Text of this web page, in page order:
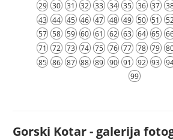
29
30 31 32 33 34 35 36 37
43
44 45 46 47 48 49 50 51 52
57
58 59 60 61 62 63 64 65
71
72 73 74 75 76 77 78 79
85
86 87 88 89 90 91 92 93
99
Gorski Kotar - galerija